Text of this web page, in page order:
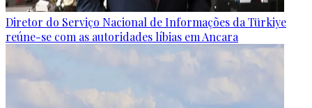
Diretor do Serviço Nacional de Informações da Türkiye
reúne-se com as autoridades líbias em Ancara